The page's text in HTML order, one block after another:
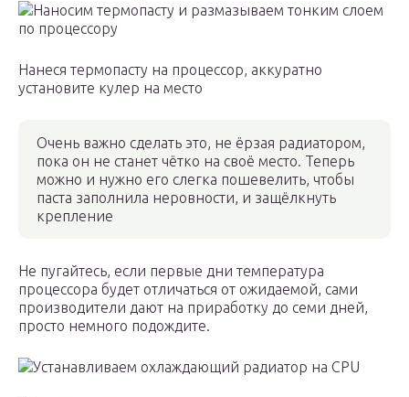
Наносим термопасту и размазываем тонким слоем
по процессору
Нанеся термопасту на процессор, аккуратно
установите кулер на место
Очень важно сделать это, не ёрзая радиатором,
пока он не станет чётко на своё место. Теперь
можно и нужно его слегка пошевелить, чтобы
паста заполнила неровности, и защёлкнуть
крепление
Не пугайтесь, если первые дни температура
процессора будет отличаться от ожидаемой, сами
производители дают на приработку до семи дней,
просто немного подождите.
Устанавливаем охлаждающий радиатор на CPU